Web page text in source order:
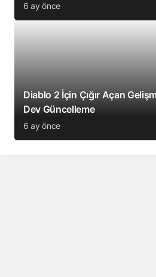
6 ay önce
Diablo 2 İçin Çığır Açan
Dev Güncelleme
6 ay önce